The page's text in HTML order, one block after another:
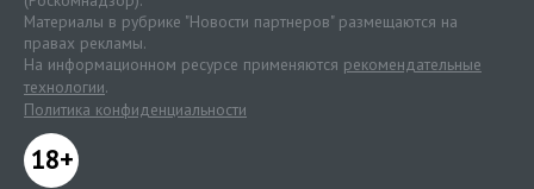
Материалы в рубрике "Новости партнеров" размещаются на
правах рекламы.
На информационном ресурсе применяются рекомендательные
технологии.
Политика конфиденциальности
18+